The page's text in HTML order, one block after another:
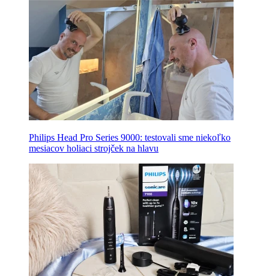
Philips Head Pro Series 9000: testovali sme niekoľko
mesiacov holiaci strojček na hlavu